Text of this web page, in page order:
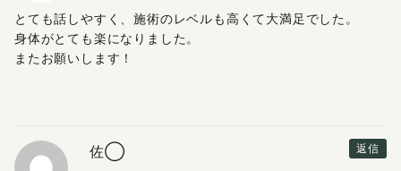
とても話しやすく、施術のレベルも高くて大満足でした。
身体がとても楽になりました。
またお願いします！
返信
佐◯